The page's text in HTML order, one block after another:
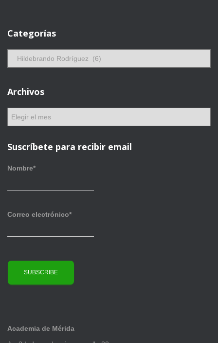
Categorías
g
o
s
Archivos
h
v
Suscríbete para recibir email
Nombre*
Correo electrónico*
Academia de Mérida